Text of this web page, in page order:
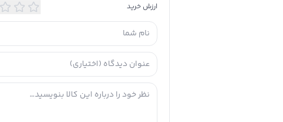
ارزش خرید